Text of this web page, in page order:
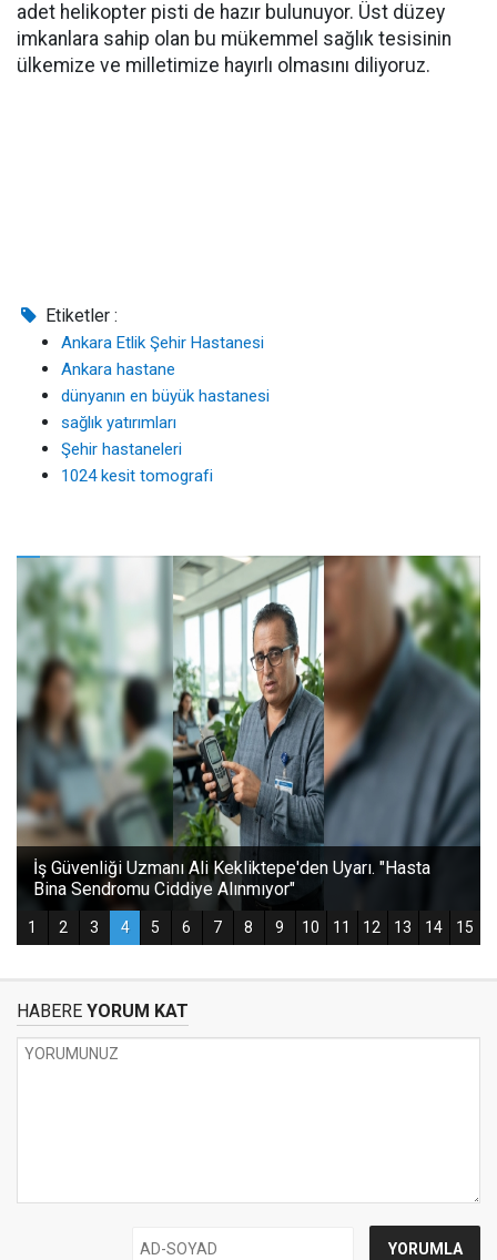
adet helikopter pisti de hazır bulunuyor. Üst düzey
imkanlara sahip olan bu mükemmel sağlık tesisinin
ülkemize ve milletimize hayırlı olmasını diliyoruz.
Etiketler :
Ankara Etlik Şehir Hastanesi
Ankara hastane
dünyanın en büyük hastanesi
sağlık yatırımları
Şehir hastaneleri
1024 kesit tomografi
HABERE YORUM KAT